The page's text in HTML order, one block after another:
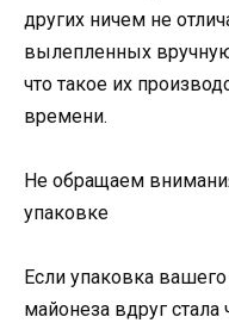
других ничем не
вылепленных
что такое их
времени.
Не обращаем
упаковке
Если упаковка
майонеза вдруг